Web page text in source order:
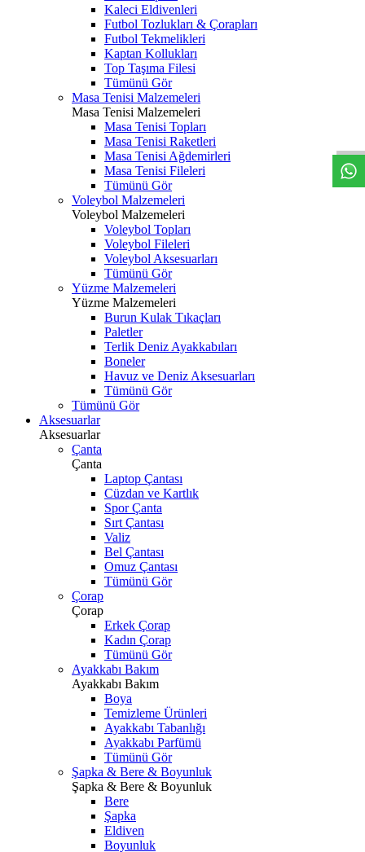
Kaleci Eldivenleri
Futbol Tozlukları & Çorapları
Futbol Tekmelikleri
Kaptan Kollukları
Top Taşıma Filesi
Tümünü Gör
Masa Tenisi Malzemeleri
Masa Tenisi Malzemeleri
Masa Tenisi Topları
Masa Tenisi Raketleri
Masa Tenisi Ağdemirleri
Masa Tenisi Fileleri
Tümünü Gör
Voleybol Malzemeleri
Voleybol Malzemeleri
Voleybol Topları
Voleybol Fileleri
Voleybol Aksesuarları
Tümünü Gör
Yüzme Malzemeleri
Yüzme Malzemeleri
Burun Kulak Tıkaçları
Paletler
Terlik Deniz Ayakkabıları
Boneler
Havuz ve Deniz Aksesuarları
Tümünü Gör
Tümünü Gör
Aksesuarlar
Aksesuarlar
Çanta
Çanta
Laptop Çantası
Cüzdan ve Kartlık
Spor Çanta
Sırt Çantası
Valiz
Bel Çantası
Omuz Çantası
Tümünü Gör
Çorap
Çorap
Erkek Çorap
Kadın Çorap
Tümünü Gör
Ayakkabı Bakım
Ayakkabı Bakım
Boya
Temizleme Ürünleri
Ayakkabı Tabanlığı
Ayakkabı Parfümü
Tümünü Gör
Şapka & Bere & Boyunluk
Şapka & Bere & Boyunluk
Bere
Şapka
Eldiven
Boyunluk